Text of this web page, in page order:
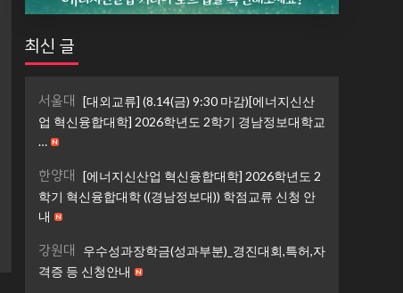
최신 글
서울대
[대외교류] (8.14(금) 9:30 마감)[에너지신산
업 혁신융합대학] 2026학년도 2학기 경남정보대학교
…
한양대
[에너지신산업 혁신융합대학] 2026학년도 2
학기 혁신융합대학 ((경남정보대)) 학점교류 신청 안
내
강원대
우수성과장학금(성과부분)_경진대회,특허,자
격증 등 신청안내